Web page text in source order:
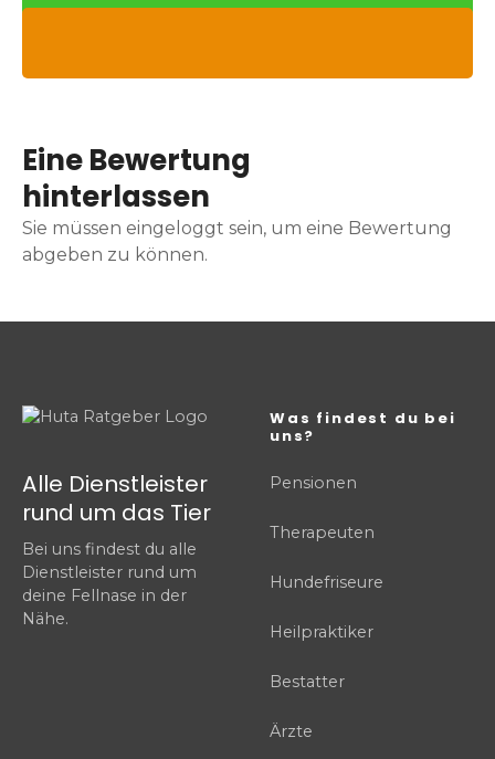
Eine Bewertung
hinterlassen
Sie müssen eingeloggt sein, um eine Bewertung
abgeben zu können.
Alle Dienstleister
rund um das Tier
Bei uns findest du alle
Dienstleister rund um
deine Fellnase in der
Nähe.
Was findest du bei
uns?
Pensionen
Therapeuten
Hundefriseure
Heilpraktiker
Bestatter
Ärzte